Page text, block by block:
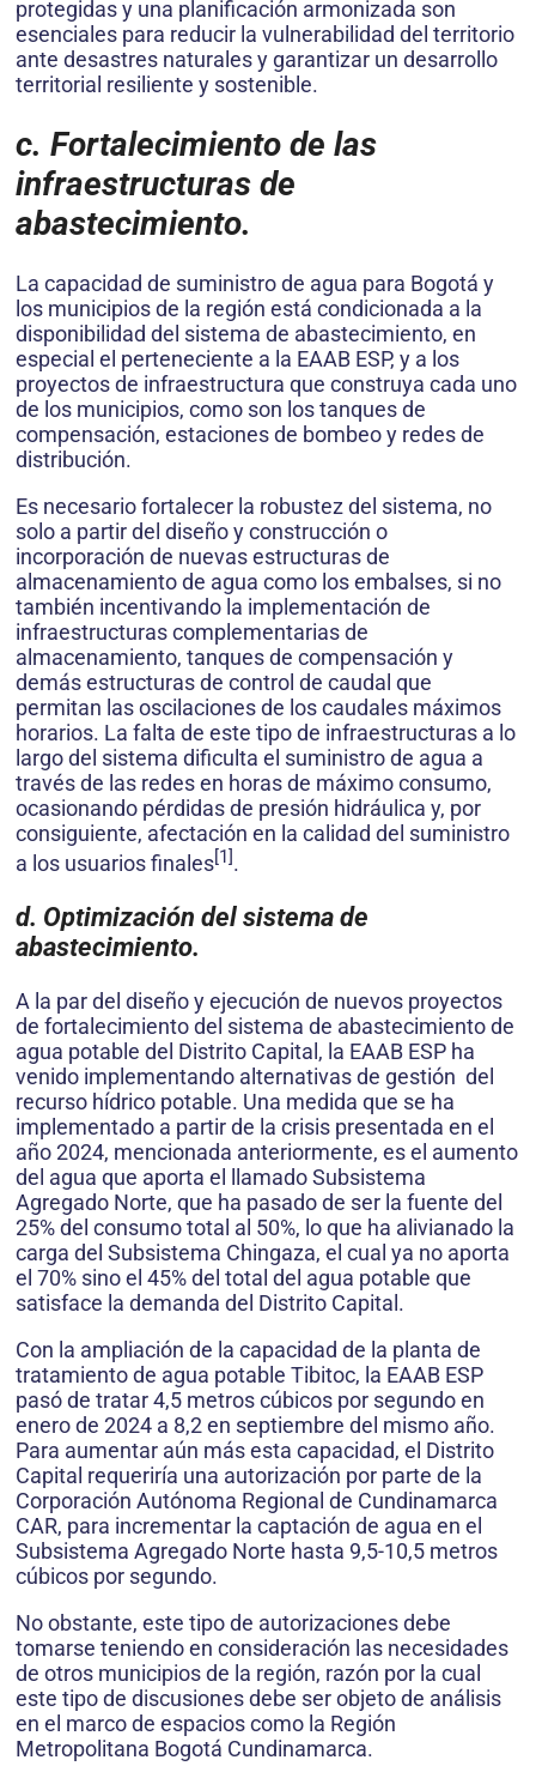
protegidas y una planificación armonizada son
esenciales para reducir la vulnerabilidad del territorio
ante desastres naturales y garantizar un desarrollo
territorial resiliente y sostenible.
c. Fortalecimiento de las
infraestructuras de
abastecimiento.
La capacidad de suministro de agua para Bogotá y
los municipios de la región está condicionada a la
disponibilidad del sistema de abastecimiento, en
especial el perteneciente a la EAAB ESP, y a los
proyectos de infraestructura que construya cada uno
de los municipios, como son los tanques de
compensación, estaciones de bombeo y redes de
distribución.
Es necesario fortalecer la robustez del sistema, no
solo a partir del diseño y construcción o
incorporación de nuevas estructuras de
almacenamiento de agua como los embalses, si no
también incentivando la implementación de
infraestructuras complementarias de
almacenamiento, tanques de compensación y
demás estructuras de control de caudal que
permitan las oscilaciones de los caudales máximos
horarios. La falta de este tipo de infraestructuras a lo
largo del sistema dificulta el suministro de agua a
través de las redes en horas de máximo consumo,
ocasionando pérdidas de presión hidráulica y, por
consiguiente, afectación en la calidad del suministro
a los usuarios finales [1] .
d. Optimización del sistema de
abastecimiento.
A la par del diseño y ejecución de nuevos proyectos
de fortalecimiento del sistema de abastecimiento de
agua potable del Distrito Capital, la EAAB ESP ha
venido implementando alternativas de gestión del
recurso hídrico potable. Una medida que se ha
implementado a partir de la crisis presentada en el
año 2024, mencionada anteriormente, es el aumento
del agua que aporta el llamado Subsistema
Agregado Norte, que ha pasado de ser la fuente del
25% del consumo total al 50%, lo que ha alivianado la
carga del Subsistema Chingaza, el cual ya no aporta
el 70% sino el 45% del total del agua potable que
satisface la demanda del Distrito Capital.
Con la ampliación de la capacidad de la planta de
tratamiento de agua potable Tibitoc, la EAAB ESP
pasó de tratar 4,5 metros cúbicos por segundo en
enero de 2024 a 8,2 en septiembre del mismo año.
Para aumentar aún más esta capacidad, el Distrito
Capital requeriría una autorización por parte de la
Corporación Autónoma Regional de Cundinamarca
CAR, para incrementar la captación de agua en el
Subsistema Agregado Norte hasta 9,5-10,5 metros
cúbicos por segundo.
No obstante, este tipo de autorizaciones debe
tomarse teniendo en consideración las necesidades
de otros municipios de la región, razón por la cual
este tipo de discusiones debe ser objeto de análisis
en el marco de espacios como la Región
Metropolitana Bogotá Cundinamarca.